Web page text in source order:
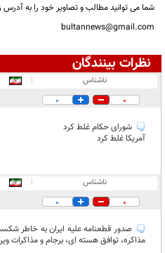
شما می توانید مطالب و تصاویر خود را به آدرس
bultannews@gmail.com
نظرات بینندگان
در انتظار بررسی:
ناشناس |
0
0
شورای حکام غلط کرد
آمریکا غلط کرد
ناشناس |
0
0
صدور قطعنامه علیه ایران به خاطر
مذاکره، توافق هسته ای، برجام و مذاکرات